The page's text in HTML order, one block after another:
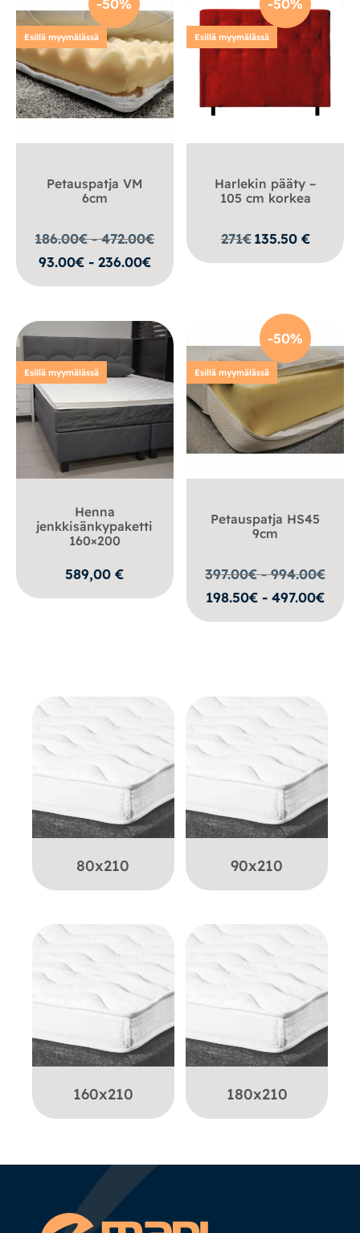
Esillä myymälässä
Petauspatja VM
6cm
186.00€ - 472.00€
93.00€ - 236.00€
Esillä myymälässä
Harlekin pääty –
105 cm korkea
271€ 135.50 €
Esillä myymälässä
Henna
jenkkisänkypaketti
160×200
589,00€
-50%
Esillä myymälässä
Petauspatja HS45
9cm
397.00€ - 994.00€
198.50€ - 497.00€
80x210 90x210
160x210 180x210